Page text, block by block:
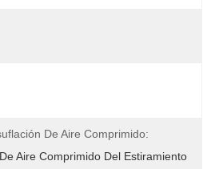
De Aire Comprimido:
Aire Comprimido Del Estiramiento